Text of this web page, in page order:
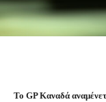
Το GP Καναδά